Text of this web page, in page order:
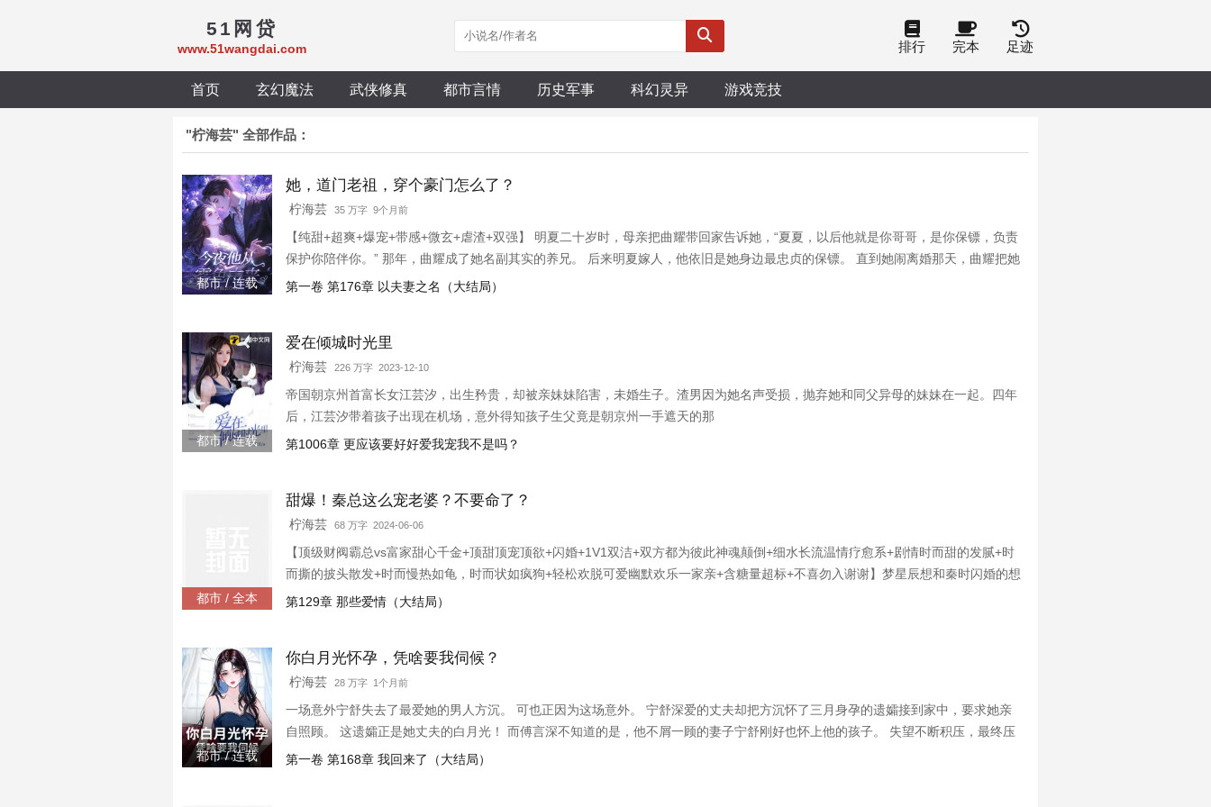
51网贷
www.51wangdai.com 排行 完本 足迹
首页 玄幻魔法 武侠修真 都市言情 历史军事 科幻灵异 游戏竞技
"柠海芸" 全部作品：
都市 / 连载
她，道门老祖，穿个豪门怎么了？
柠海芸 35 万字 9个月前
【纯甜+超爽+爆宠+带感+微玄+虐渣+双强】 明夏二十岁时，母亲把曲耀带回家告诉她，“夏夏，以后他就是你哥哥，是你保镖，负责
保护你陪伴你。” 那年，曲耀成了她名副其实的养兄。 后来明夏嫁人，他依旧是她身边最忠贞的保镖。 直到她闹离婚那天，曲耀把她
带走，那夜后，两人关系彻底颠覆。 明夏不知他暗地里早已权势滔天，只一门心思想躲，并道，“你是我哥。” 男人嗤声，“不过收留
第一卷 第176章 以夫妻之名（大结局）
都市 / 连载
爱在倾城时光里
柠海芸 226 万字 2023-12-10
帝国朝京州首富长女江芸汐，出生矜贵，却被亲妹妹陷害，未婚生子。渣男因为她名声受损，抛弃她和同父异母的妹妹在一起。四年
后，江芸汐带着孩子出现在机场，意外得知孩子生父竟是朝京州一手遮天的那
第1006章 更应该要好好爱我宠我不是吗？
都市 / 全本
甜爆！秦总这么宠老婆？不要命了？
柠海芸 68 万字 2024-06-06
【顶级财阀霸总vs富家甜心千金+顶甜顶宠顶欲+闪婚+1V1双洁+双方都为彼此神魂颠倒+细水长流温情疗愈系+剧情时而甜的发腻+时
而撕的披头散发+时而慢热如龟，时而状如疯狗+轻松欢脱可爱幽默欢乐一家亲+含糖量超标+不喜勿入谢谢】梦星辰想和秦时闪婚的想
法很简单。 因为喜欢，所以忠于。她没想到秦时会一口答应。她忍不住问秦时：“秦先生能告诉我答应的原因吗？”秦时笑，答， “因
第129章 那些爱情（大结局）
都市 / 连载
你白月光怀孕，凭啥要我伺候？
柠海芸 28 万字 1个月前
一场意外宁舒失去了最爱她的男人方沉。 可也正因为这场意外。 宁舒深爱的丈夫却把方沉怀了三月身孕的遗孀接到家中，要求她亲
自照顾。 这遗孀正是她丈夫的白月光！ 而傅言深不知道的是，他不屑一顾的妻子宁舒刚好也怀上他的孩子。 失望不断积压，最终压
垮了宁舒。 “傅言深，离婚吧。” 傅言深从不以为然，以为她只是闹大小姐脾气。 可是后来他发现，她似乎真的失望透顶了。 那刻傅
第一卷 第168章 我回来了（大结局）